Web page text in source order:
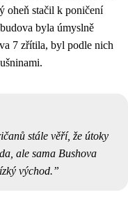
oheň stačil k poničení
byla úmyslně
7 zřítila, byl podle nich
stále věří, že útoky
ale sama Bushova
východ.